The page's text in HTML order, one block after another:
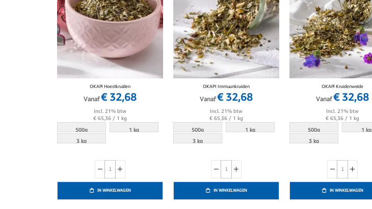
OKAPI Hoestkruiden
Vanaf € 32,68
Incl. 21% btw
€ 65,36 / 1 kg
500g
1 kg
3 kg
IN WINKELWAGEN
OKAPI Immuunkruiden
Vanaf € 32,68
Incl. 21% btw
€ 65,36 / 1 kg
500g
1 kg
3 kg
IN WINKELWAGEN
OKAPI Kruidenweide
Vanaf € 32,68
Incl. 21% btw
€ 65,36 / 1 kg
500g
1 kg
3 kg
IN WINKELWAGEN